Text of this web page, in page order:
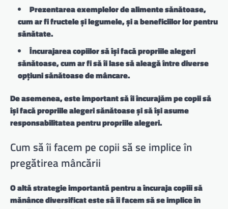
Prezentarea exemplelor de alimente sănătoase,
cum ar fi fructele și legumele, și a beneficiilor lor pentru
sănătate.
Încurajarea copiilor să își facă propriile alegeri
sănătoase, cum ar fi să îi lase să aleagă între diverse
opțiuni sănătoase de mâncare.
De asemenea, este important să îi încurajăm pe copii să
își facă propriile alegeri sănătoase și să își asume
responsabilitatea pentru propriile alegeri.
Cum să îi facem pe copii să se implice în
pregătirea mâncării
O altă strategie importantă pentru a încuraja copiii să
mănânce diversificat este să îi facem să se implice în